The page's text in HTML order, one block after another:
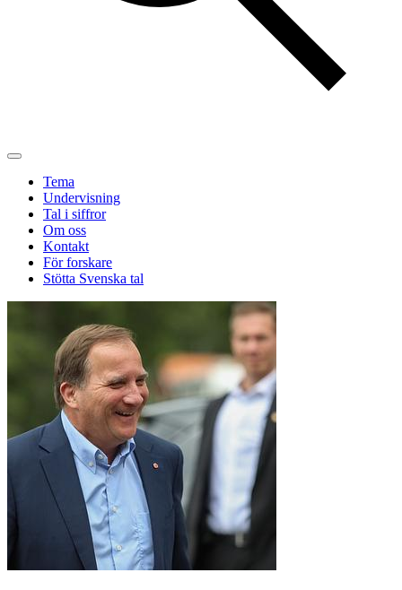
Tema
Undervisning
Tal i siffror
Om oss
Kontakt
För forskare
Stötta Svenska tal